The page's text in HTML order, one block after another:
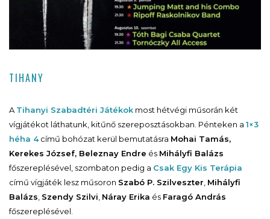
TIHANY
A Tihanyi Szabadtéri Játékok most hétvégi műsorán két
vígjátékot láthatunk, kitűnő szereposztásokban. Pénteken a 1×3
héha 4című bohózat kerül bemutatásra Mohai Tamás,
Kerekes József, Beleznay Endre és Mihályfi Balázs
főszereplésével, szombaton pedig a Csak Egy Kis Terápia
című vígjáték lesz műsoron Szabó P. Szilveszter Mihályfi
Balázs Szendy Szilvi Náray Erika és Faragó András
főszereplésével.